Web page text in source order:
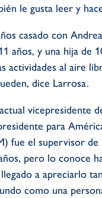
le gusta leer y
casado con
años, y una hija de
actividades al aire
dice Larrosa.
vicepresidente
para
fue el supervisor de
pero lo conoce
a apreciarlo
como una